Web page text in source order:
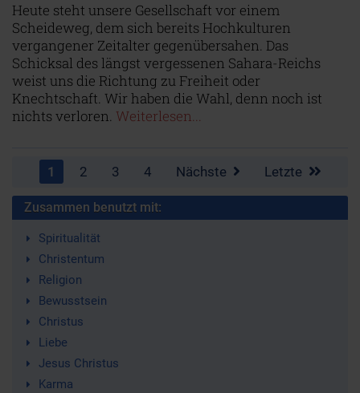
Heute steht unsere Gesellschaft vor einem
Scheideweg, dem sich bereits Hochkulturen
vergangener Zeitalter gegenübersahen. Das
Schicksal des längst vergessenen Sahara-Reichs
weist uns die Richtung zu Freiheit oder
Knechtschaft. Wir haben die Wahl, denn noch ist
nichts verloren. Weiterlesen...
1 2 3 4 Nächste Letzte
Zusammen benutzt mit:
Spiritualität
Christentum
Religion
Bewusstsein
Christus
Liebe
Jesus Christus
Karma